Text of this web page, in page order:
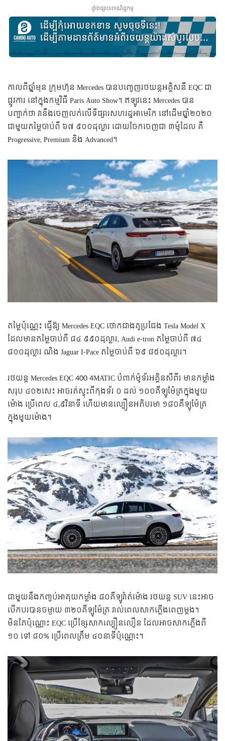
ផ្ទាំងផ្សាយពាណិជ្ជកម្ម
កាលពីឆ្នាំមុន ក្រុមហ៊ុន Mercedes បានបញ្ចេញរថយន្តអគ្គិសនី EQC ជា
ផ្លូវការ នៅក្នុងកម្មវិធី Paris Auto Show។ ឥឡូវនេះ Mercedes បាន
បញ្ជាក់ថា វានឹងចេញលក់លើទីផ្សារសហរដ្ឋអាមេរិក នៅដើមឆ្នាំ២០២០
ជាមួយតម្លៃចាប់ពី ៦៧ ៩០០ដុល្លារ ដោយចែកចេញជា ៣ម៉ូដែល គឺ
Progressive, Premium និង Advanced។
តម្លៃប៉ុណ្ណេះ ធ្វើឱ្យ Mercedes EQC ថោកជាងគូប្រជែង Tesla Model X
ដែលមានតម្លៃចាប់ពី ៨៤ ៩៩០ដុល្លារ, Audi e-tron តម្លៃចាប់ពី ៧៤
៨០០ដុល្លារ ណិង Jaguar I-Pace តម្លៃចាប់ពី ៦៩ ៨៥០ដុល្លារ។
រថយន្ត Mercedes EQC 400 4MATIC បំពាក់ម៉ូទ័រអគ្គិនសីពីរ មានកម្លាំង
សរុប ៤០២សេះ អាចរត់ស្ទុះពីកុងទ័រ ០ ដល់ ១០០គីឡូម៉ែត្រក្នុងមួយ
ម៉ោង ប្រើពេល ៤,៩វិនាទី ហើយមានល្បឿនអតិបរមា ១៨០គីឡូម៉ែត្រ
ក្នុងមួយម៉ោង។
ជាមួយនឹងកញ្ចប់អាគុយកម្លាំង ៨០គីឡូវ៉ាត់ម៉ោង រថយន្ត SUV នេះអាច
បើកបរបានចម្ងាយ ៣២០គីឡូម៉ែត្រ រាល់ពេលសាកភ្លើងពេញម្តង។
មិនតែប៉ុណ្ណោះ EQC ប្រើខ្សែសាកល្បឿនលឿន ដែលអាចសាកភ្លើងពី
១០ ទៅ ៨០% ប្រើពេលត្រឹម ៤០នាទីប៉ុណ្ណោះ។